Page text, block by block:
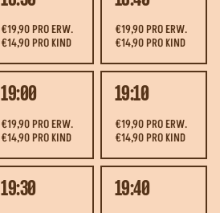
€19,90 PRO ERW.
€14,90 PRO KIND
€19,90 PRO ERW.
€14,90 PRO KIND
19:00
€19,90 PRO ERW.
€14,90 PRO KIND
19:10
€19,90 PRO ERW.
€14,90 PRO KIND
19:30 19:40